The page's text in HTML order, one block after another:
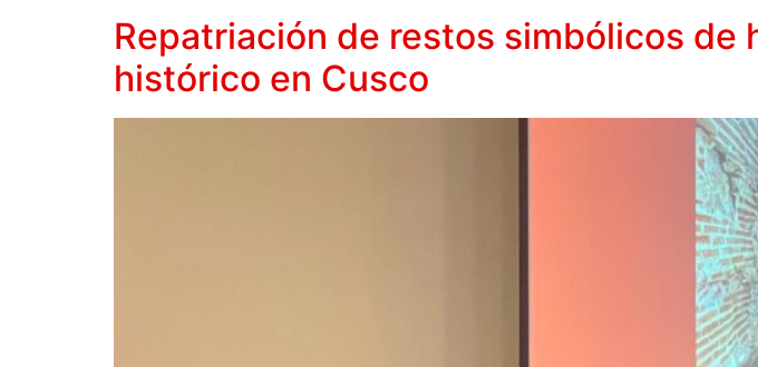
Repatriación de restos simbólicos de
histórico en Cusco